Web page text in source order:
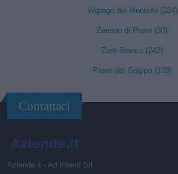
Volpago del Montello (234)
Zenson di Piave (30)
Zero Branco (242)
Pieve del Grappa (128)
Contattaci
Aziende.it - Ad Intend Srl